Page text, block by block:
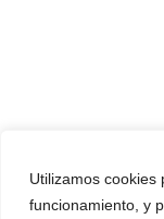
Utilizamos
funcionamiento, y